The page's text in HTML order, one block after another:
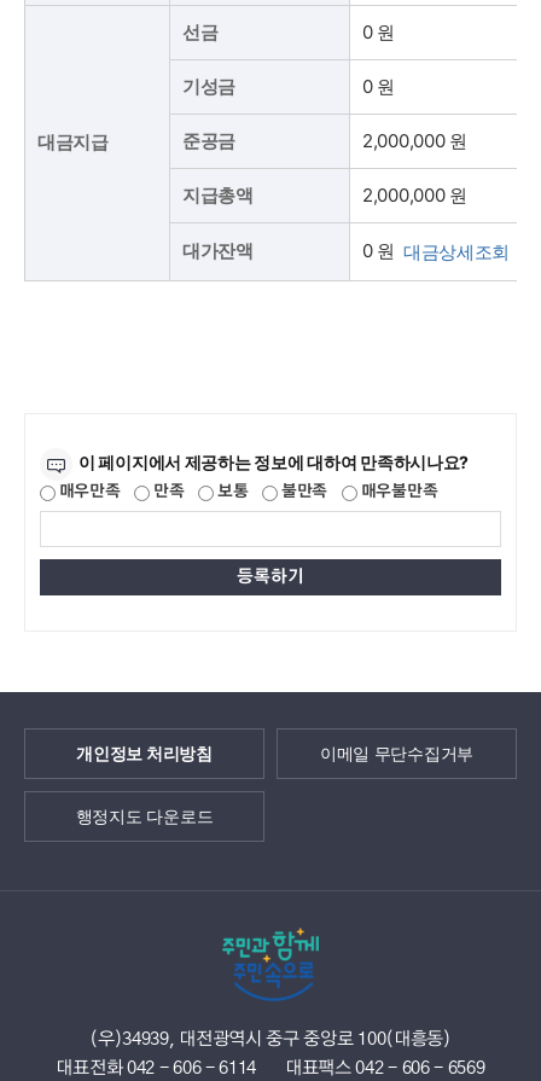
대금지급
선금 0 원
기성금 0 원
준공금 2,000,000 원
지급총액 2,000,000 원
대가잔액 0 원 대금상세조회
이 페이지에서 제공하는 정보에 대하여 만족하시나요?
매우만족 만족 보통 불만족 매우불만족
개인정보 처리방침 이메일 무단수집거부
행정지도 다운로드
(우)34939, 대전광역시 중구 중앙로 100(대흥동)
대표전화 042 - 606 - 6114
대표팩스 042 - 606 - 6569